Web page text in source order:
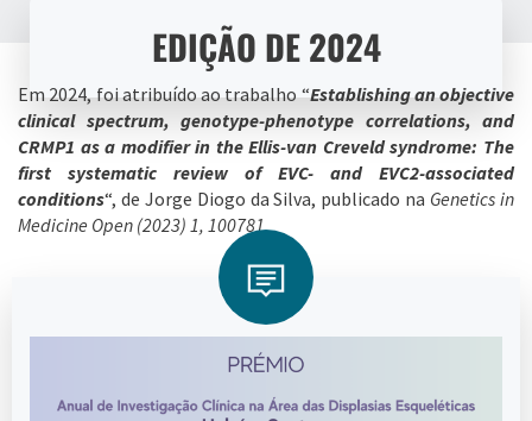
EDIÇÃO DE 2024
Em 2024, foi atribuído ao trabalho “Establishing an objective
clinical spectrum, genotype-phenotype correlations, and
CRMP1 as a modifier in the Ellis-van Creveld syndrome: The
first systematic review of EVC- and EVC2-associated
conditions“, de Jorge Diogo da Silva, publicado na Genetics in
Medicine Open (2023) 1, 100781